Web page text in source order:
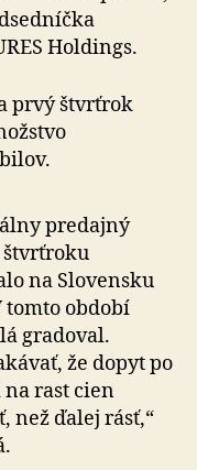
Holdings.
prvý štvrťrok
predajný
štvrťroku
na Slovensku
tomto období
gradoval.
že dopyt po
na rast cien
než ďalej rásť,“